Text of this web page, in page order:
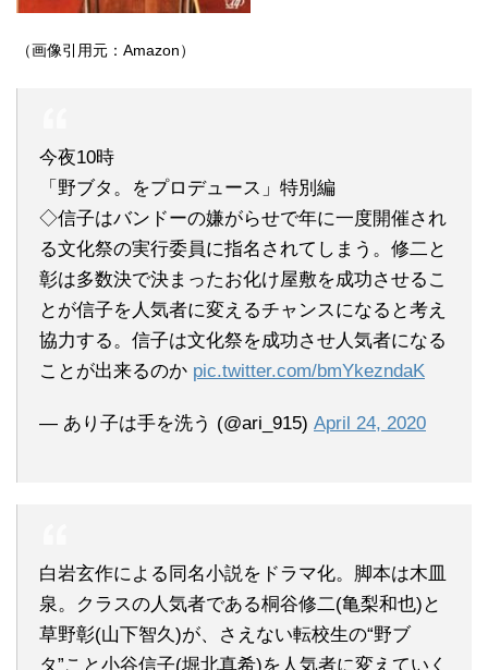
（画像引用元：Amazon）
今夜10時
「野ブタ。をプロデュース」特別編
◇信子はバンドーの嫌がらせで年に一度開催され
る文化祭の実行委員に指名されてしまう。修二と
彰は多数決で決まったお化け屋敷を成功させるこ
とが信子を人気者に変えるチャンスになると考え
協力する。信子は文化祭を成功させ人気者になる
ことが出来るのか pic.twitter.com/bmYkezndaK
— あり子は手を洗う (@ari_915) April 24, 2020
白岩玄作による同名小説をドラマ化。脚本は木皿
泉。クラスの人気者である桐谷修二(亀梨和也)と
草野彰(山下智久)が、さえない転校生の“野ブ
タ”こと小谷信子(堀北真希)を人気者に変えていく